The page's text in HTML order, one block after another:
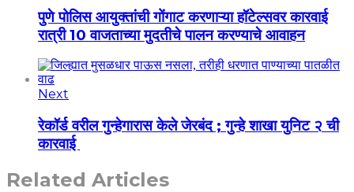
पुणे पोलिस आयुक्तांची गोंगाट करणाऱ्या हॉटेल्सवर कारवाई
रात्री 10 वाजताच्या मुदतीचे पालन करण्याचे आवाहन
Next
रेकॉर्ड वरील गुन्हेगारास केले जेरबंद ; गुन्हे शाखा युनिट २ ची
कारवाई
Related Articles